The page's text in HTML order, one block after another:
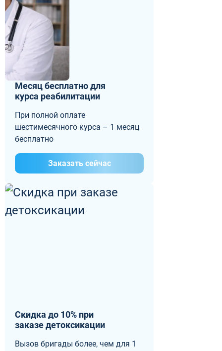
Месяц бесплатно для
курса реабилитации
При полной оплате
шестимесячного курса – 1 месяц
бесплатно
Заказать сейчас
Скидка до 10% при
заказе детоксикации
Вызов бригады более, чем для 1